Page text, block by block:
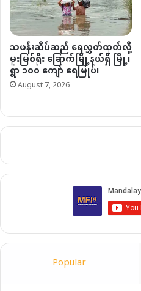
သဖန်းဆိပ်ဆည် ရေလွှတ်ထုတ်လို့
မူးမြစ်ရိုး ခြောက်မြို့နယ်ရှိ မြို့၊
ရွာ ၁၀၀ ကျော် ရေမြုပ်၊
August 7, 2026
Popular